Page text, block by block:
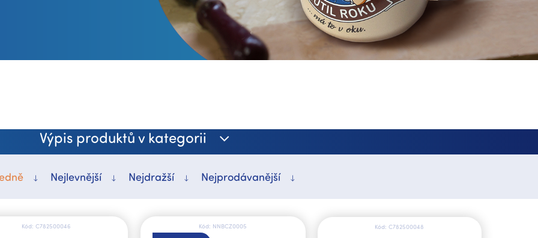
Výpis produktů v kategorii
Nejlevnější Nejdražší Nejprodávanější
Kód: C782500046 Kód: NNBCZ0005 Kód:C782500048